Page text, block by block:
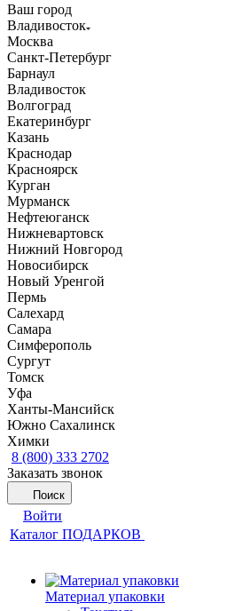
Ваш город
Владивосток
Москва
Санкт-Петербург
Барнаул
Владивосток
Волгоград
Екатеринбург
Казань
Краснодар
Красноярск
Курган
Мурманск
Нефтеюганск
Нижневартовск
Нижний Новгород
Новосибирск
Новый Уренгой
Пермь
Салехард
Самара
Симферополь
Сургут
Томск
Уфа
Ханты-Мансийск
Южно Сахалинск
Химки
8 (800) 333 2702
Заказать звонок
Поиск
Войти
Каталог ПОДАРКОВ
Материал упаковки